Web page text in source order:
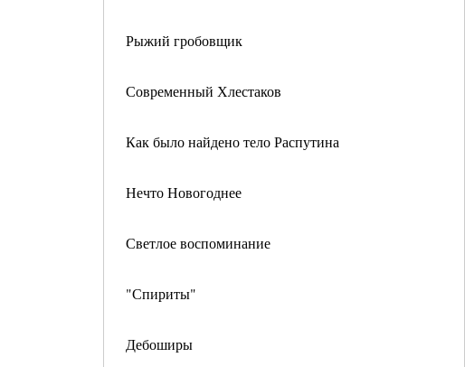
Рыжий гробовщик
Современный Хлестаков
Как было найдено тело Распутина
Нечто Новогоднее
Светлое воспоминание
"Спириты"
Дебоширы